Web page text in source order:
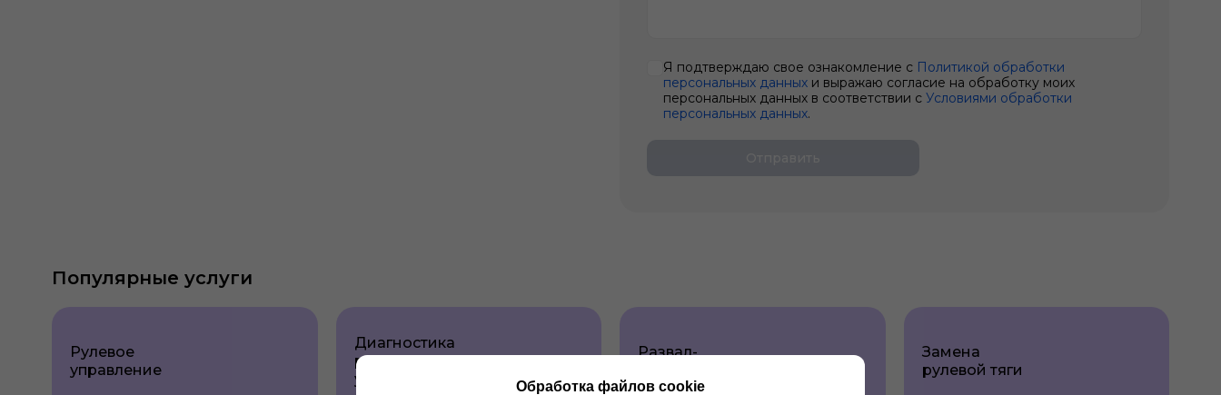
Я подтверждаю свое ознакомление с Политикой обработки
персональных данных и выражаю согласие на обработку моих
персональных данных в соответствии с Условиями обработки
персональных данных.
Популярные услуги
Рулевое
управление
Диагностика
рулевого
управления
Развал-
Замена
рулевой тяги
Обработка файлов cookie